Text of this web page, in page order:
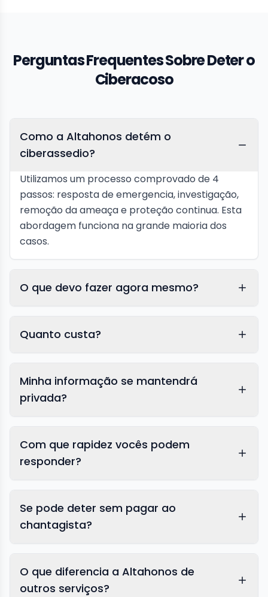
Perguntas Frequentes Sobre Deter o
Ciberacoso
Como a Altahonos detém o
ciberassedio?
Utilizamos um processo comprovado de 4
passos: resposta de emergencia, investigação,
remoção da ameaça e proteção continua. Esta
abordagem funciona na grande maioria dos
casos.
O que devo fazer agora mesmo?
Quanto custa?
Minha informação se mantendrá
privada?
Com que rapidez vocês podem
responder?
Se pode deter sem pagar ao
chantagista?
O que diferencia a Altahonos de
outros serviços?